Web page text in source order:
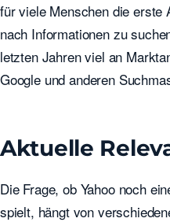
für viele Menschen die erste
nach Informationen zu
letzten Jahren viel an
Google und anderen
Aktuelle
Die Frage, ob Yahoo noch
spielt, hängt von